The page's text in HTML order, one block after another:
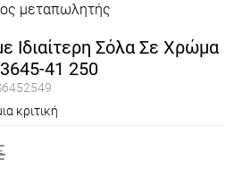
μεταπωλητής
Ιδιαίτερη Σόλα Σε Χρώμα
41 250
κριτική